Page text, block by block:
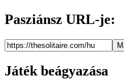
Pasziánsz URL-je:
Játék beágyazása